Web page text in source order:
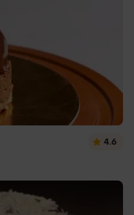
4.6